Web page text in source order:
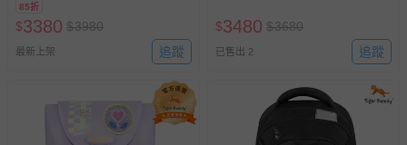
不另行通知
85折
$3380 $3980
最新上架 追蹤
$3480 $3680
已售出 2 追蹤